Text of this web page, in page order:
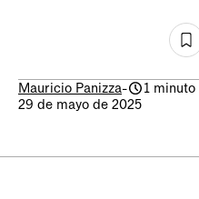
Mauricio Panizza-
1
29 de mayo de 2025